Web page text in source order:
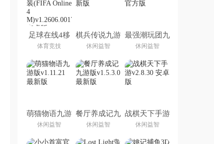
足球在线4移
动版下载安装
(FIFA Online
4 M)
体育竞技
棋兵传说九游
版
休闲益智
最强潮玩团九
游版
休闲益智
萌猫物语九游
版
休闲益智
餐厅养成记九
游版
休闲益智
战棋天下手游
休闲益智